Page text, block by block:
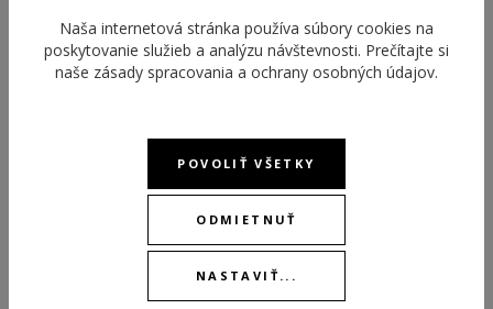
Naša internetová stránka používa súbory cookies na
poskytovanie služieb a analýzu návštevnosti. Prečítajte si
naše zásady spracovania a ochrany osobných údajov.
POVOLIŤ VŠETKY
ODMIETNUŤ
NASTAVIŤ...